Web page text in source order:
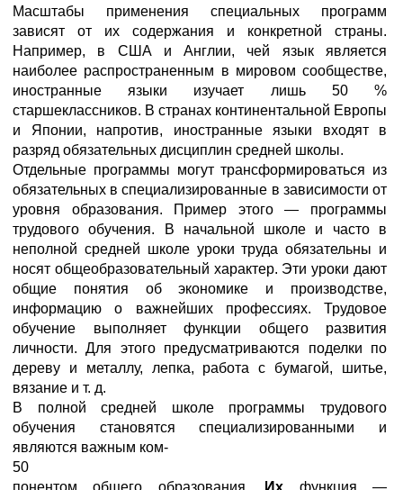
Масштабы применения специальных программ
зависят от их содержания и конкретной страны.
Например, в США и Англии, чей язык является
наиболее распространенным в мировом сообществе,
иностранные языки изучает лишь 50 %
старшеклассников. В странах континентальной Европы
и Японии, напротив, иностранные языки входят в
разряд обязательных дисциплин средней школы.
Отдельные программы могут трансформироваться из
обязательных в специализированные в зависимости от
уровня образования. Пример этого — программы
трудового обучения. В начальной школе и часто в
неполной средней школе уроки труда обязательны и
носят общеобразовательный характер. Эти уроки дают
общие понятия об экономике и производстве,
информацию о важнейших профессиях. Трудовое
обучение выполняет функции общего развития
личности. Для этого предусматриваются поделки по
дереву и металлу, лепка, работа с бумагой, шитье,
вязание и т. д.
В полной средней школе программы трудового
обучения становятся специализированными и
являются важным ком-
50
понентом общего образования.
Их функция —